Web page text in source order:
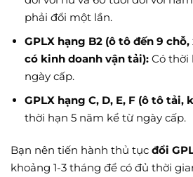
phải đổi một lần.
GPLX hạng B2 (ô tô đến 9
có kinh doanh vận tải):Có thời
ngày cấp.
GPLX hạng C, D, E, F (ô tô tải,
thời hạn 5 năm kể từ ngày cấp.
Bạn nên tiến hành thủ tục đổi
khoảng 1-3 tháng để có đủ thời